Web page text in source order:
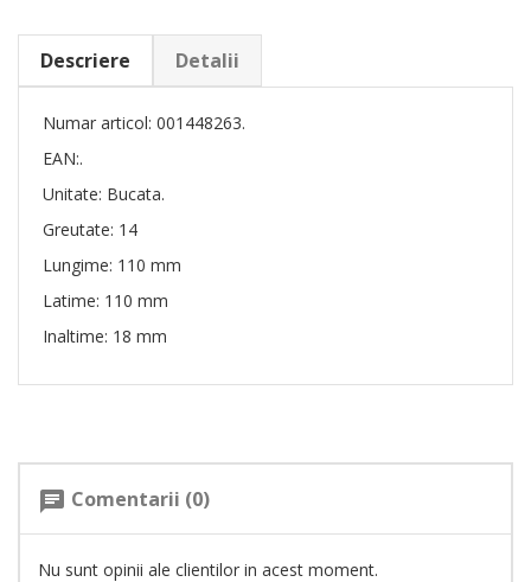
Descriere Detalii
Numar articol: 001448263.
EAN:.
Unitate: Bucata.
Greutate: 14
Lungime: 110 mm
Latime: 110 mm
Inaltime: 18 mm
chat Comentarii (0)
Nu sunt opinii ale clientilor in acest moment.